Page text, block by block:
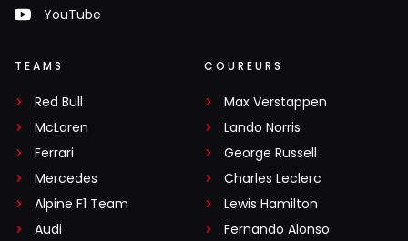
YouTube
TEAMS
Red Bull
McLaren
Ferrari
Mercedes
Alpine F1 Team
Audi
COUREURS
Max Verstappen
Lando Norris
George Russell
Charles Leclerc
Lewis Hamilton
Fernando Alonso